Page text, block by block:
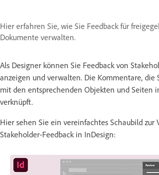
Hier erfahren Sie, wie Sie Feedback für
Dokumente verwalten.
Als Designer können Sie Feedback von
anzeigen und verwalten. Die Kommentare, die
mit den entsprechenden Objekten und Seiten
verknüpft.
Hier sehen Sie ein vereinfachtes Schaubild zur
Stakeholder-Feedback in InDesign: